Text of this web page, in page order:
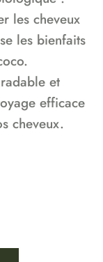
les cheveux
les bienfaits
et
efficace
cheveux.